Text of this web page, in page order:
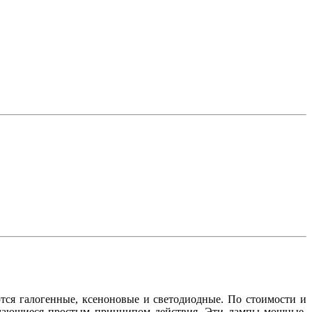
галогенные, ксеноновые и светодиодные. По стоимости и